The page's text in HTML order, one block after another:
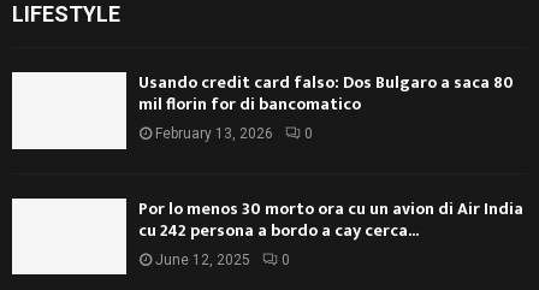
LIFESTYLE
Usando credit card falso: Dos Bulgaro a saca 80
mil florin for di bancomatico
February 13, 2026 0
Por lo menos 30 morto ora cu un avion di Air India
cu 242 persona a bordo a cay cerca...
June 12, 2025 0